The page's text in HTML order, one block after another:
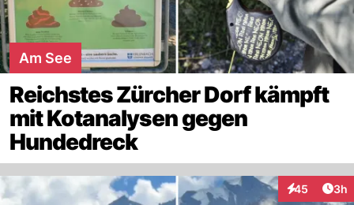
Am See
Reichstes Zürcher Dorf kämpft
mit Kotanalysen gegen
Hundedreck
45
Interaktionen
3h